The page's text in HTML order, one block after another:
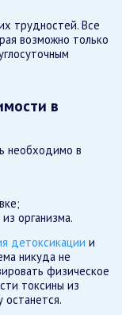
трудностей. Все
возможно только
в
необходимо в
организма.
детоксикации и
никуда не
физическое
токсины из
останется.